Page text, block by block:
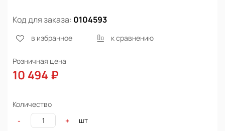
Код для заказа: 0104593
в избранное к сравнению
Розничная цена
10 494 ₽
Количество
-
+ шт